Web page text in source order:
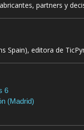
partners y
Spain), editora de
6
(Madrid)